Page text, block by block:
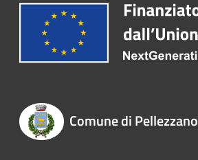
Comune di Pellezzano